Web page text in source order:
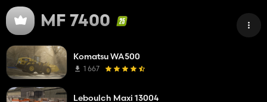
MF 7400
Komatsu WA500
1 667
Leboulch Maxi 13004